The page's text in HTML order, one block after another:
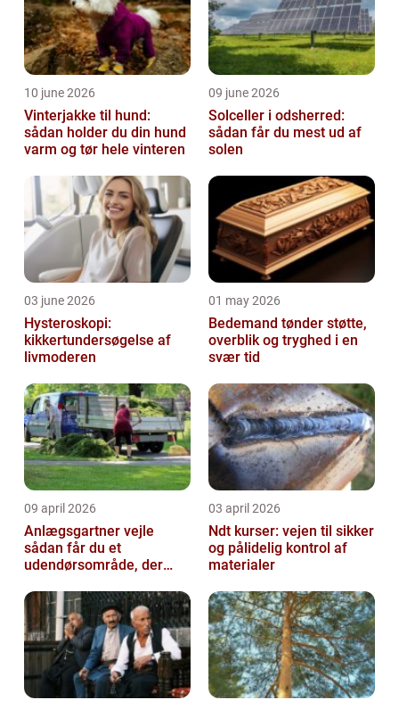
10 june 2026
Vinterjakke til hund:
sådan holder du din hund
varm og tør hele vinteren
09 june 2026
Solceller i odsherred:
sådan får du mest ud af
solen
03 june 2026
Hysteroskopi:
kikkertundersøgelse af
livmoderen
01 may 2026
Bedemand tønder støtte,
overblik og tryghed i en
svær tid
09 april 2026
Anlægsgartner vejle
sådan får du et
udendørsområde, der
03 april 2026
Ndt kurser: vejen til sikker
og pålidelig kontrol af
materialer